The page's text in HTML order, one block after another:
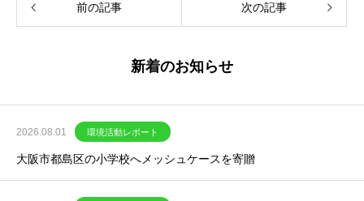
前の記事 次の記事
新着のお知らせ
2026.08.01 環境活動レポート
大阪市都島区の小学校へメッシュケースを寄贈